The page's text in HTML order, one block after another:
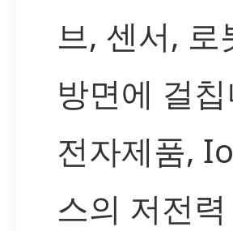
브, 센서,
방면에 걸
전자제품,
스의 저전